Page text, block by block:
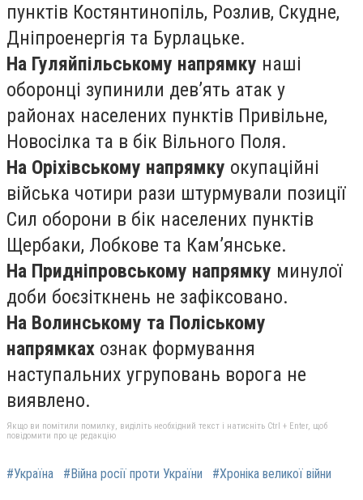
пунктів Костянтинопіль, Розлив, Скудне,
Дніпроенергія та Бурлацьке.
На Гуляйпільському напрямку наші
оборонці зупинили дев’ять атак у
районах населених пунктів Привільне,
Новосілка та в бік Вільного Поля.
На Оріхівському напрямку окупаційні
війська чотири рази штурмували позиції
Сил оборони в бік населених пунктів
Щербаки, Лобкове та Кам’янське.
На Придніпровському напрямку минулої
доби боєзіткнень не зафіксовано.
На Волинському та Поліському
напрямках ознак формування
наступальних угруповань ворога не
виявлено.
Якщо ви помітили помилку, виділіть необхідний текст і натисніть Ctrl + Enter, щоб
повідомити про це редакцію
#Україна #Війна росії проти України #Хроніка великої війни